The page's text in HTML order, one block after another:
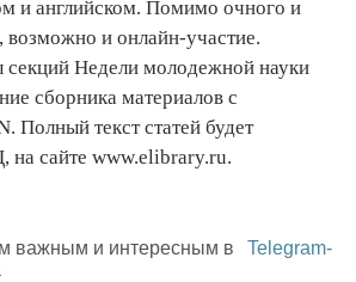
и английском. Помимо очного и
возможно и онлайн-участие.
секций Недели молодежной науки
сборника материалов с
Полный текст статей будет
сайте www.elibrary.ru.
важным и интересным в
Telegram-